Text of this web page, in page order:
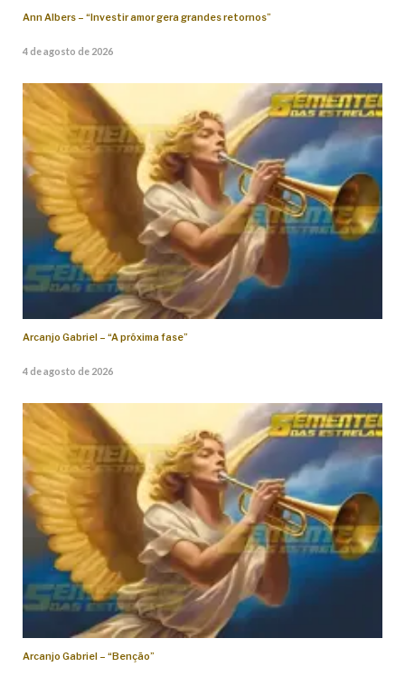
Ann Albers – “Investir amor gera grandes retornos”
4 de agosto de 2026
Arcanjo Gabriel – “A próxima fase”
4 de agosto de 2026
Arcanjo Gabriel – “Benção”